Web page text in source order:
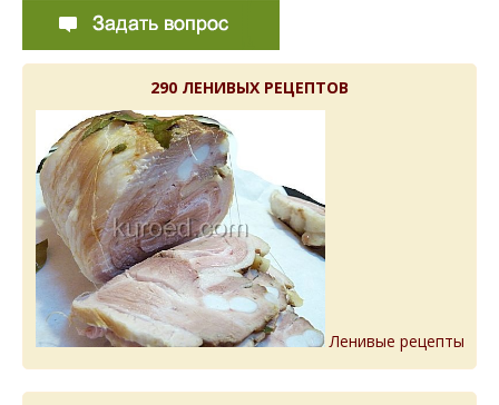
290 ЛЕНИВЫХ РЕЦЕПТОВ
Ленивые рецепты